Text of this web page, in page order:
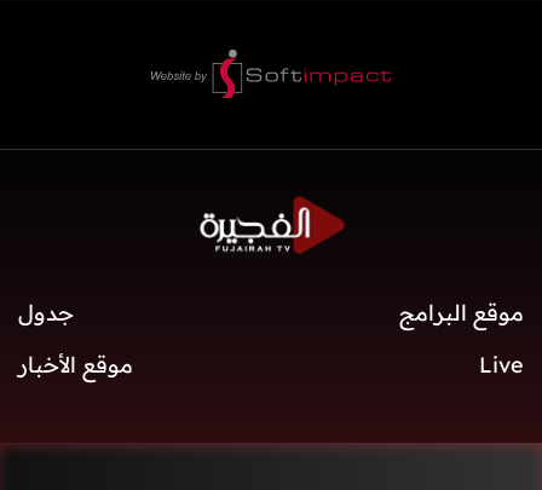
موقع البرامج
جدول
Live
موقع الأخبار